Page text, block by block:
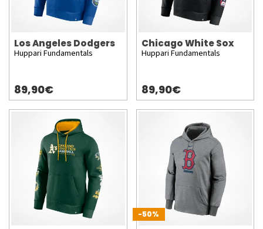
Los Angeles Dodgers
Huppari Fundamentals
89,90€
Chicago White Sox
Huppari Fundamentals
89,90€
-50%